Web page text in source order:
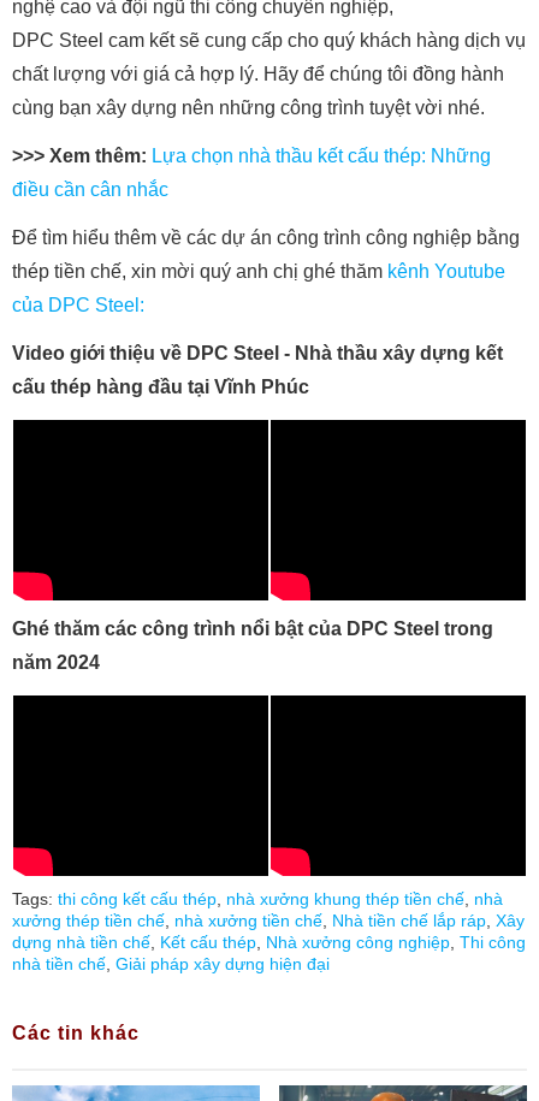
nghệ cao và đội ngũ thi công chuyên nghiệp,
DPC Steel cam kết sẽ cung cấp cho quý khách hàng dịch vụ
chất lượng với giá cả hợp lý. Hãy để chúng tôi đồng hành
cùng bạn xây dựng nên những công trình tuyệt vời nhé.
>>> Xem thêm: Lựa chọn nhà thầu kết cấu thép: Những
điều cần cân nhắc
Để tìm hiểu thêm về các dự án công trình công nghiệp bằng
thép tiền chế, xin mời quý anh chị ghé thăm kênh Youtube
của DPC Steel:
Video giới thiệu về DPC Steel - Nhà thầu xây dựng kết
cấu thép hàng đầu tại Vĩnh Phúc
Ghé thăm các công trình nổi bật của DPC Steel trong
năm 2024
Tags: thi công kết cấu thép nhà xưởng khung thép tiền chế nhà
xưởng thép tiền chế nhà xưởng tiền chế Nhà tiền chế lắp ráp Xây
dựng nhà tiền chế Kết cấu thép Nhà xưởng công nghiệp Thi công
nhà tiền chế Giải pháp xây dựng hiện đại
Các tin khác